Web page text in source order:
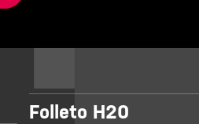
Folleto H20